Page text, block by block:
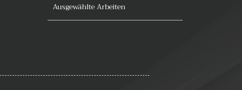
Ausgewählte Arbeiten